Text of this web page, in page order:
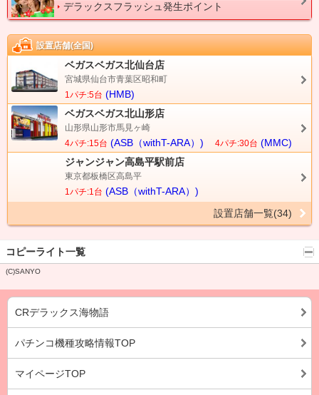
デラックスフラッシュ発生ポイント
設置店舗(全国)
ベガスベガス北仙台店
宮城県仙台市青葉区昭和町
1パチ:5台 (HMB)
ベガスベガス北山形店
山形県山形市馬見ヶ崎
4パチ:15台 (ASB（withT-ARA）) 4パチ:30台 (MMC)
ジャンジャン高島平駅前店
東京都板橋区高島平
1パチ:1台 (ASB（withT-ARA）)
設置店舗一覧(34)
コピーライト一覧
(C)SANYO
CRデラックス海物語
パチンコ機種攻略情報TOP
マイページTOP